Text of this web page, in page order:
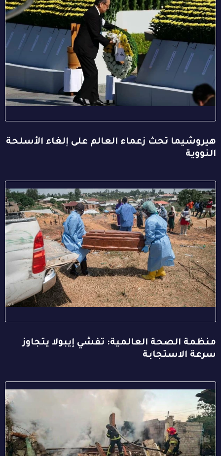
هيروشيما تحث زعماء العالم على إلغاء الأسلحة
النووية
منظمة الصحة العالمية: تفشي إيبولا يتجاوز
سرعة الاستجابة